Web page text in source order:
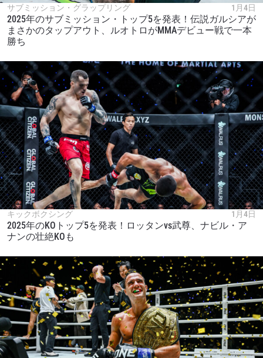
サブミッション・グラップリング 1月4日
2025年のサブミッション・トップ5を発表！伝説ガルシアが
まさかのタップアウト、ルオトロがMMAデビュー戦で一本
勝ち
キックボクシング 1月4日
2025年のKOトップ5を発表！ロッタンvs武尊、ナビル・ア
ナンの壮絶KOも